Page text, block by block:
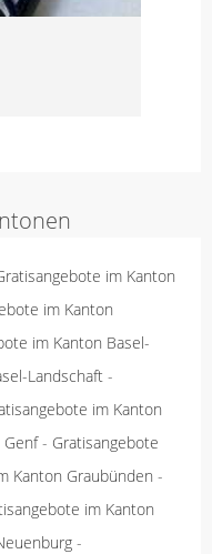
im Kanton
im Kanton
im Kanton Basel-
Landschaft -
im Kanton
Genf- Gratisangebote
Kanton Graubünden -
im Kanton
-